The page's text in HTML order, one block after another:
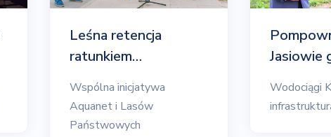
Leśna retencja
ratunkiem…
Wspólna inicjatywa
Aquanet i Lasów
Państwowych
Jasiowie
Wodociągi